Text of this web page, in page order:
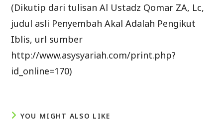
(Dikutip dari tulisan Al Ustadz Qomar ZA, Lc,
judul asli Penyembah Akal Adalah Pengikut
Iblis, url sumber
http://www.asysyariah.com/print.php?
id_online=170)
YOU MIGHT ALSO LIKE